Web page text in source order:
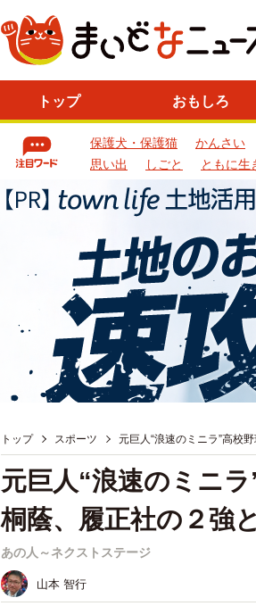
トップ おもしろ
保護犬・保護猫 かんさい
思い出
しごと ともに生
トップ スポーツ 元巨人“浪速のミニラ”高校
元巨人“浪速のミニ
桐蔭、履正社の２強
あの人～ネクストステージ
山本 智行